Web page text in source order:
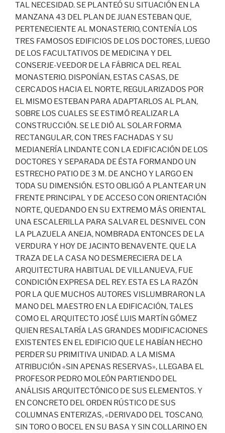
TAL NECESIDAD. SE PLANTEÓ SU SITUACIÓN EN LA
MANZANA 43 DEL PLAN DE JUAN ESTEBAN QUE,
PERTENECIENTE AL MONASTERIO, CONTENÍA LOS
TRES FAMOSOS EDIFICIOS DE LOS DOCTORES, LUEGO
DE LOS FACULTATIVOS DE MEDICINA Y DEL
CONSERJE-VEEDOR DE LA FÁBRICA DEL REAL
MONASTERIO. DISPONÍAN, ESTAS CASAS, DE
CERCADOS HACIA EL NORTE, REGULARIZADOS POR
EL MISMO ESTEBAN PARA ADAPTARLOS AL PLAN,
SOBRE LOS CUALES SE ESTIMÓ REALIZAR LA
CONSTRUCCIÓN. SE LE DIÓ AL SOLAR FORMA
RECTANGULAR, CON TRES FACHADAS Y SU
MEDIANERÍA LINDANTE CON LA EDIFICACIÓN DE LOS
DOCTORES Y SEPARADA DE ÉSTA FORMANDO UN
ESTRECHO PATIO DE 3 M. DE ANCHO Y LARGO EN
TODA SU DIMENSIÓN. ESTO OBLIGÓ A PLANTEAR UN
FRENTE PRINCIPAL Y DE ACCESO CON ORIENTACIÓN
NORTE, QUEDANDO EN SU EXTREMO MÁS ORIENTAL
UNA ESCALERILLA PARA SALVAR EL DESNIVEL CON
LA PLAZUELA ANEJA, NOMBRADA ENTONCES DE LA
VERDURA Y HOY DE JACINTO BENAVENTE. QUE LA
TRAZA DE LA CASA NO DESMERECIERA DE LA
ARQUITECTURA HABITUAL DE VILLANUEVA, FUE
CONDICIÓN EXPRESA DEL REY. ESTA ES LA RAZÓN
POR LA QUE MUCHOS AUTORES VISLUMBRARON LA
MANO DEL MAESTRO EN LA EDIFICACIÓN, TALES
COMO EL ARQUITECTO JOSÉ LUIS MARTÍN GÓMEZ
QUIEN RESALTARÍA LAS GRANDES MODIFICACIONES
EXISTENTES EN EL EDIFICIO QUE LE HABÍAN HECHO
PERDER SU PRIMITIVA UNIDAD. A LA MISMA
ATRIBUCIÓN «SIN APENAS RESERVAS», LLEGABA EL
PROFESOR PEDRO MOLEÓN PARTIENDO DEL
ANÁLISIS ARQUITECTÓNICO DE SUS ELEMENTOS. Y
EN CONCRETO DEL ORDEN RÚSTICO DE SUS
COLUMNAS ENTERIZAS, «DERIVADO DEL TOSCANO,
SIN TORO O BOCEL EN SU BASA Y SIN COLLARINO EN